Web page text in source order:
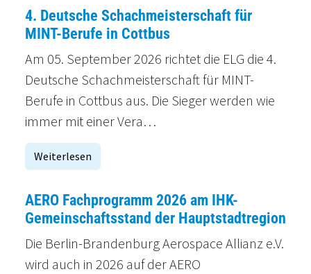
4. Deutsche Schachmeisterschaft für
MINT-Berufe in Cottbus
Am 05. September 2026 richtet die ELG die 4.
Deutsche Schachmeisterschaft für MINT-
Berufe in Cottbus aus. Die Sieger werden wie
immer mit einer Vera…
Weiterlesen
AERO Fachprogramm 2026 am IHK-
Gemeinschaftsstand der Hauptstadtregion
Die Berlin-Brandenburg Aerospace Allianz e.V.
wird auch in 2026 auf der AERO